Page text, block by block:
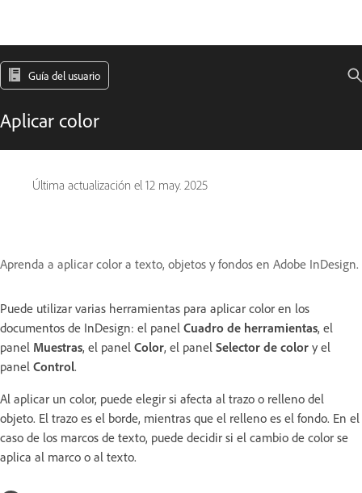
Guía del usuario
Aplicar color
Última actualización el 12 may. 2025
Aprenda a aplicar color a texto, objetos y fondos en Adobe InDesign.
Puede utilizar varias herramientas para aplicar color en los
documentos de InDesign: el panel Cuadro de herramientas, el
panel Muestras, el panel Color, el panel Selector de color y el
panel Control.
Al aplicar un color, puede elegir si afecta al trazo o relleno del
objeto. El trazo es el borde, mientras que el relleno es el fondo. En el
caso de los marcos de texto, puede decidir si el cambio de color se
aplica al marco o al texto.